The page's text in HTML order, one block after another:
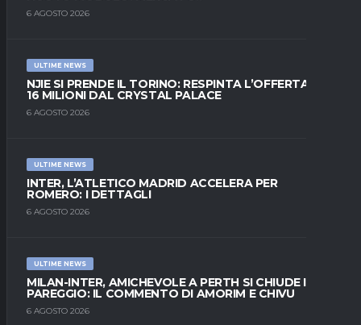
6 AGOSTO 2026
ULTIME NEWS
NJIE SI PRENDE IL TORINO: RESPINTA L’OFFERTA DI
16 MILIONI DAL CRYSTAL PALACE
6 AGOSTO 2026
ULTIME NEWS
INTER, L’ATLETICO MADRID ACCELERA PER
ROMERO: I DETTAGLI
6 AGOSTO 2026
ULTIME NEWS
MILAN-INTER, AMICHEVOLE A PERTH SI CHIUDE IN
PAREGGIO: IL COMMENTO DI AMORIM E CHIVU
6 AGOSTO 2026